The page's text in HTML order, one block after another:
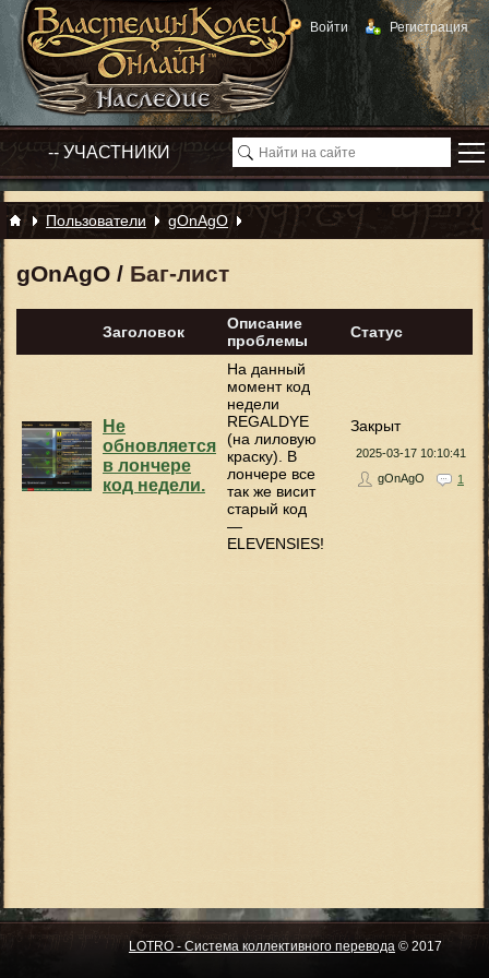
Войти Регистрация
Пользователи gOnAgO
gOnAgO / Баг-лист
Заголовок
Описание
проблемы
Статус
Не
обновляется
в лончере
код недели.
На данный
момент код
недели
REGALDYE
(на лиловую
краску). В
лончере все
так же висит
старый код
—
ELEVENSIES!
Закрыт
2025-03-17 10:10:41
gOnAgO
1
LOTRO - Система коллективного перевода © 2017